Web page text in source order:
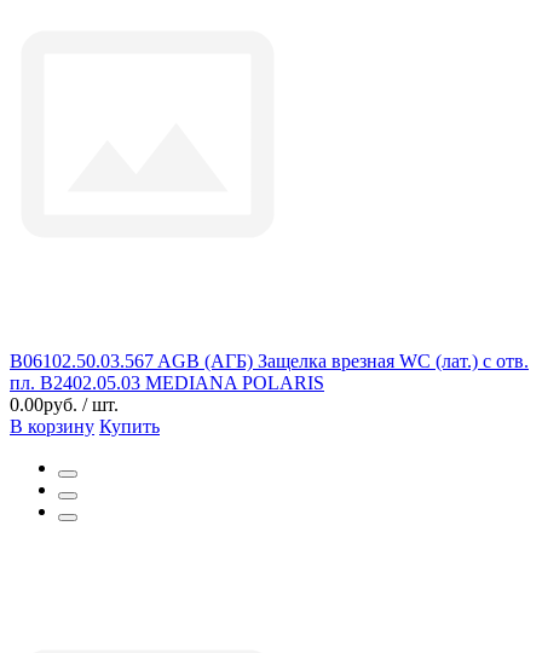
B06102.50.03.567 AGB (АГБ) Защелка врезная WC (лат.) с отв.
пл. B2402.05.03 MEDIANA POLARIS
0.00руб. / шт.
В корзину Купить